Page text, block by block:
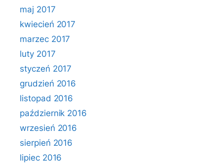
maj 2017
kwiecień 2017
marzec 2017
luty 2017
styczeń 2017
grudzień 2016
listopad 2016
październik 2016
wrzesień 2016
sierpień 2016
lipiec 2016